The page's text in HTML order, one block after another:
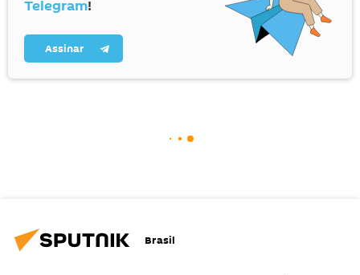
Telegram!
Assinar
Brasil